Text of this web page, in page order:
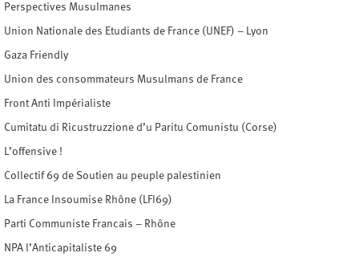
Perspectives Musulmanes
Union Nationale des Etudiants de France (UNEF) – Lyon
Gaza Friendly
Union des consommateurs Musulmans de France
Front Anti Impérialiste
Cumitatu di Ricustruzzione d’u Paritu Comunistu (Corse)
L’offensive !
Collectif 69 de Soutien au peuple palestinien
La France Insoumise Rhône (LFI69)
Parti Communiste Francais – Rhône
NPA l’Anticapitaliste 69